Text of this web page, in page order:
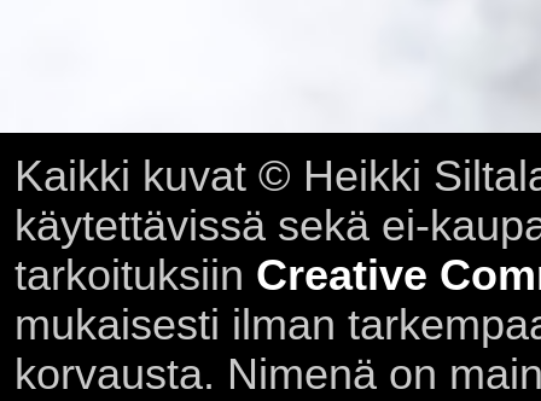
Kaikki kuvat © Heikki
käytettävissä sekä ei-
tarkoituksiin Creative
mukaisesti ilman
korvausta. Nimenä on